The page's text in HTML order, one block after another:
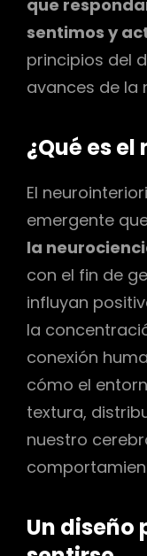
que
sentimos y
principios del
avances de la
¿Qué es
El
emergente
la
con el fin de
influyan
la
conexión
cómo el
textura,
nuestro
Un diseño